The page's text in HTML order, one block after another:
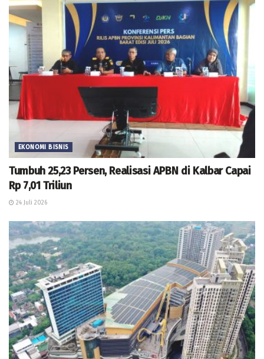
EKONOMI BISNIS
Tumbuh 25,23 Persen, Realisasi APBN di Kalbar Capai
Rp 7,01 Triliun
24 Juli 2026